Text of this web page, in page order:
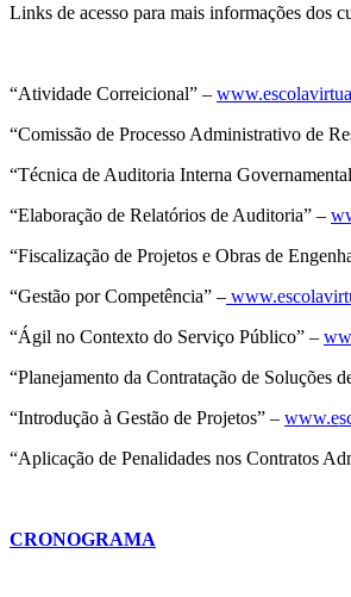
Links de acesso para mais informações dos
“Atividade Correicional” –
“Comissão de Processo Administrativo de
“Técnica de Auditoria Interna
“Elaboração de Relatórios de Auditoria” –
“Fiscalização de Projetos e Obras de
“Gestão por Competência” –
“Ágil no Contexto do Serviço Público” –
“Planejamento da Contratação de Soluções
“Introdução à Gestão de Projetos” –
“Aplicação de Penalidades nos Contratos
CRONOGRAMA